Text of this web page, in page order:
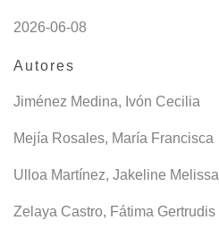
2026-06-08
Autores
Jiménez Medina, Ivón Cecilia
Mejía Rosales, María Francisca
Ulloa Martínez, Jakeline Melissa
Zelaya Castro, Fátima Gertrudis